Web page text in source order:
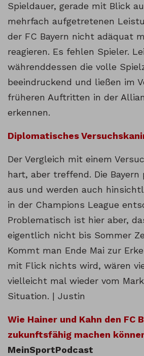
Spieldauer, gerade mit Blick
mehrfach aufgetretenen
der FC Bayern nicht adäquat
reagieren. Es fehlen Spieler.
währenddessen die volle
beeindruckend und ließen im
früheren Auftritten in der
erkennen.
Diplomatisches
Der Vergleich mit einem
hart, aber treffend. Die Bayern
aus und werden auch
in der Champions League
Problematisch ist hier aber,
eigentlich nicht bis Sommer
Kommt man Ende Mai zur
mit Flick nichts wird, wären
vielleicht mal wieder vom
Situation. | Justin
Wie Hainer und Kahn den FC
zukunftsfähig machen
MeinSportPodcast